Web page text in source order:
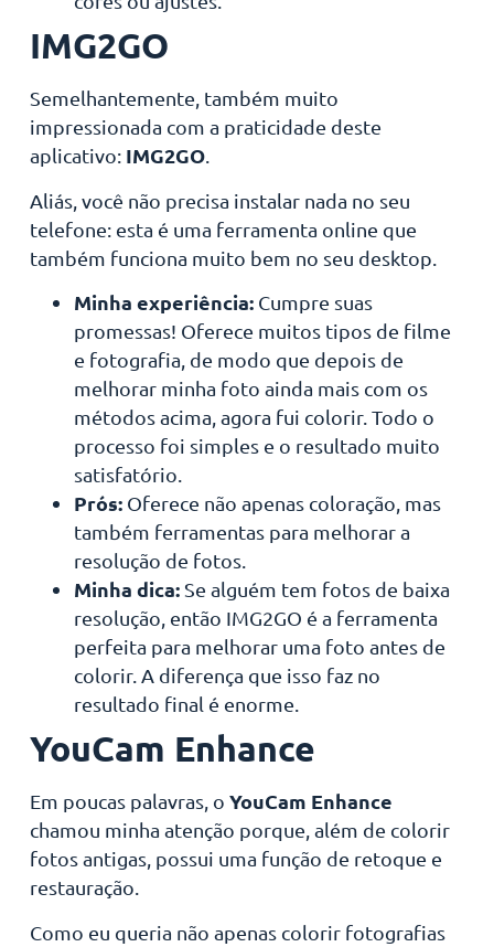
IMG2GO
Semelhantemente, também muito
impressionada com a praticidade deste
aplicativo: IMG2GO.
Aliás, você não precisa instalar nada no seu
telefone: esta é uma ferramenta online que
também funciona muito bem no seu desktop.
Minha experiência:Cumpre suas
promessas! Oferece muitos tipos de filme
e fotografia, de modo que depois de
melhorar minha foto ainda mais com os
métodos acima, agora fui colorir. Todo o
processo foi simples e o resultado muito
satisfatório.
Prós:Oferece não apenas coloração, mas
também ferramentas para melhorar a
resolução de fotos.
Minha dica:Se alguém tem fotos de baixa
resolução, então IMG2GO é a ferramenta
perfeita para melhorar uma foto antes de
colorir. A diferença que isso faz no
resultado final é enorme.
YouCam Enhance
Em poucas palavras, o YouCam Enhance
chamou minha atenção porque, além de colorir
fotos antigas, possui uma função de retoque e
restauração.
Como eu queria não apenas colorir fotografias